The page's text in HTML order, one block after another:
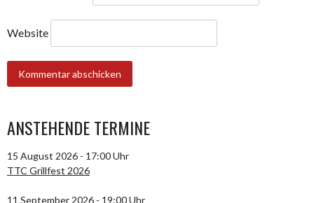
Website
ANSTEHENDE TERMINE
15 August 2026 - 17:00 Uhr
TTC Grillfest 2026
11 September 2026 - 19:00 Uhr